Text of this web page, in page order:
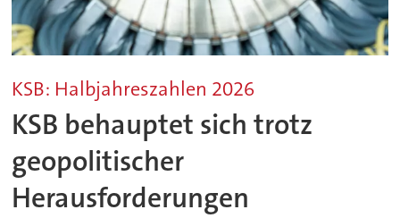
KSB: Halbjahreszahlen 2026
KSB behauptet sich trotz
geopolitischer
Herausforderungen